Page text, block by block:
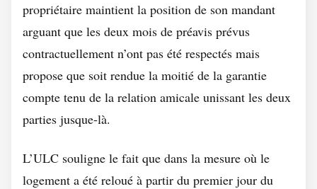
propriétaire maintient la position de son mandant
arguant que les deux mois de préavis prévus
contractuellement n’ont pas été respectés mais
propose que soit rendue la moitié de la garantie
compte tenu de la relation amicale unissant les deux
parties jusque-là.
L’ULC souligne le fait que dans la mesure où le
logement a été reloué à partir du premier jour du